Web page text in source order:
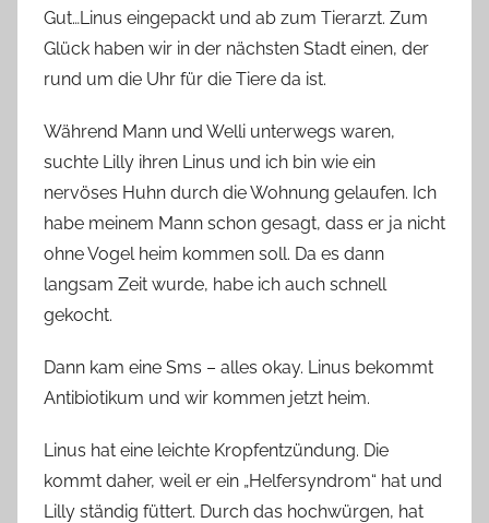
Gut…Linus eingepackt und ab zum Tierarzt. Zum
Glück haben wir in der nächsten Stadt einen, der
rund um die Uhr für die Tiere da ist.
Während Mann und Welli unterwegs waren,
suchte Lilly ihren Linus und ich bin wie ein
nervöses Huhn durch die Wohnung gelaufen. Ich
habe meinem Mann schon gesagt, dass er ja nicht
ohne Vogel heim kommen soll. Da es dann
langsam Zeit wurde, habe ich auch schnell
gekocht.
Dann kam eine Sms – alles okay. Linus bekommt
Antibiotikum und wir kommen jetzt heim.
Linus hat eine leichte Kropfentzündung. Die
kommt daher, weil er ein „Helfersyndrom“ hat und
Lilly ständig füttert. Durch das hochwürgen, hat